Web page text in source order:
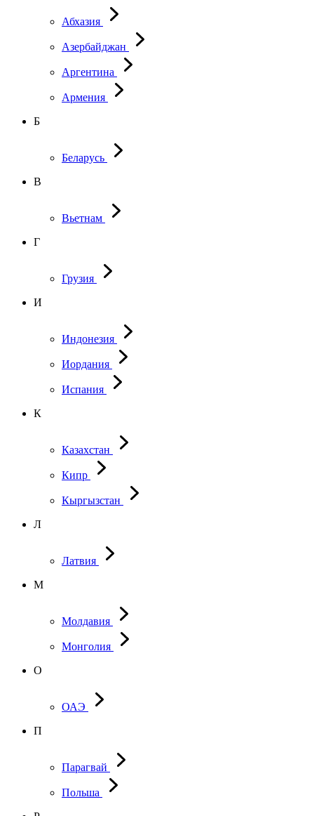
Абхазия
Азербайджан
Аргентина
Армения
Б
Беларусь
В
Вьетнам
Г
Грузия
И
Индонезия
Иордания
Испания
К
Казахстан
Кипр
Кыргызстан
Л
Латвия
М
Молдавия
Монголия
О
ОАЭ
П
Парагвай
Польша